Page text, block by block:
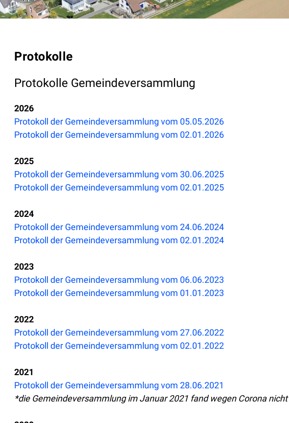
Protokolle
Protokolle Gemeindeversammlung
2026
Protokoll der Gemeindeversammlung vom 05.05.2026
Protokoll der Gemeindeversammlung vom 02.01.2026
2025
Protokoll der Gemeindeversammlung vom 30.06.2025
Protokoll der Gemeindeversammlung vom 02.01.2025
2024
Protokoll der Gemeindeversammlung vom 24.06.2024
Protokoll der Gemeindeversammlung vom 02.01.2024
2023
Protokoll der Gemeindeversammlung vom 06.06.2023
Protokoll der Gemeindeversammlung vom 01.01.2023
2022
Protokoll der Gemeindeversammlung vom 27.06.2022
Protokoll der Gemeindeversammlung vom 02.01.2022
2021
Protokoll der Gemeindeversammlung vom 28.06.2021
*die Gemeindeversammlung im Januar 2021 fand wegen Corona